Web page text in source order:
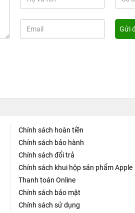
Chính sách hoàn tiền
Chính sách bảo hành
Chính sách đổi trả
Chính sách khui hộp sản phẩm Apple
Thanh toán Online
Chính sách bảo mật
Chính sách sử dụng